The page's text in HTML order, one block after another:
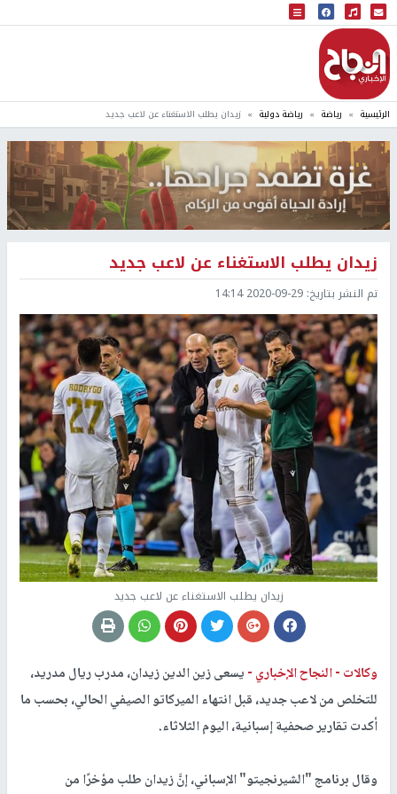
البث المباشر
إذاعة النجاح
الرئيسية رياضة رياضة دولية زيدان يطلب الاستغناء عن لاعب جديد
زيدان يطلب الاستغناء عن لاعب جديد
تم النشر بتاريخ: 2020-09-29 14:14
زيدان يطلب الاستغناء عن لاعب جديد
وكالات -النجاح الإخباري -يسعى زين الدين زيدان، مدرب ريال مدريد،
للتخلص من لاعب جديد، قبل انتهاء الميركاتو الصيفي الحالي، بحسب ما
أكدت تقارير صحفية إسبانية، اليوم الثلاثاء.
وقال برنامج "الشيرنجيتو" الإسباني، إنَّ زيدان طلب مؤخرًا من